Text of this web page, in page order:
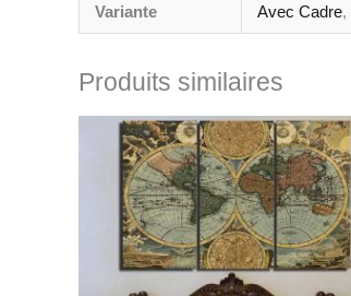
Variante Avec Cadre,
Produits similaires
Plage
de
prix :
33.99€
à
233.99€